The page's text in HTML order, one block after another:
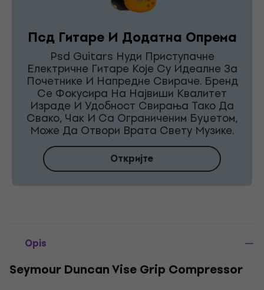
Псд Гитаре И Додатна Опрема
Psd Guitars Нуди Приступачне
Електричне Гитаре Које Су Идеалне За
Почетнике И Напредне Свираче. Бренд
Се Фокусира На Највиши Квалитет
Израде И Удобност Свирања Тако Да
Свако, Чак И Са Ограниченим Буџетом,
Може Да Отвори Врата Свету Музике.
Откријте
Opis
Seymour Duncan Vise Grip Compressor